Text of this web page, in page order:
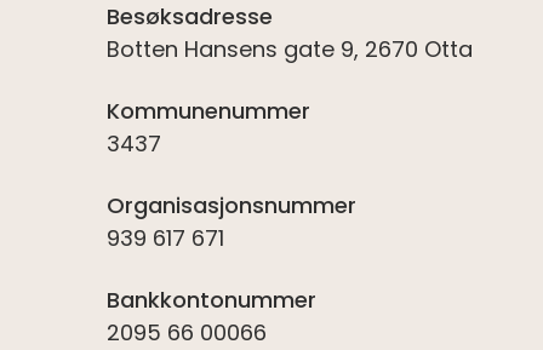
Besøksadresse
Botten Hansens gate 9, 2670 Otta
Kommunenummer
3437
Organisasjonsnummer
939 617 671
Bankkontonummer
2095 66 00066